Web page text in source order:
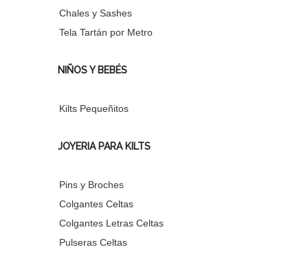
Chales y Sashes
Tela Tartán por Metro
NIÑOS Y BEBÉS
Kilts Pequeñitos
JOYERIA PARA KILTS
Pins y Broches
Colgantes Celtas
Colgantes Letras Celtas
Pulseras Celtas